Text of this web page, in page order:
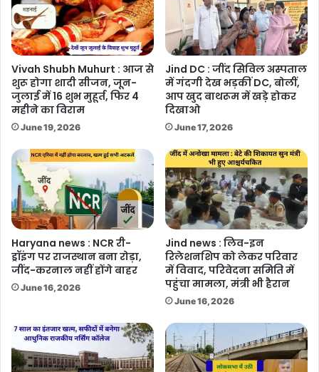
Vivah Shubh Muhurt : आज से
शुरू होगा शादी सीजन, जून-
जुलाई में 16 शुभ मुहूर्त, फिर 4
महीने का विराम
June 19, 2026
Jind DC : जींद सिविल अस्पताल
में गंदगी देख भड़कीं DC, बोलीं,
आप खुद बाथरूम में खड़े होकर
दिखाओ
June 17, 2026
Haryana news : NCR री-
ड्रॉइंग पर राजस्थान बना रोड़ा,
जींद-करनाल नहीं होंगे बाहर
June 16, 2026
Jind news : लिव-इन
रिलेशनशिप को लेकर परिवार
में विवाद, परिवेदना समिति में
पहुंचा मामला, मंत्री भी हैरान
June 16, 2026